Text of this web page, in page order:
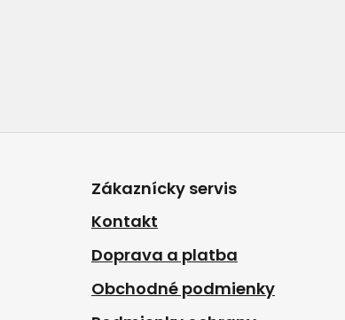
Zákaznícky servis
Kontakt
Doprava a platba
Obchodné podmienky